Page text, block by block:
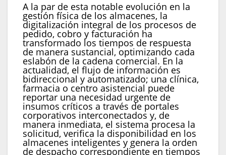
A la par de esta notable evolución en la
gestión física de los almacenes, la
digitalización integral de los procesos de
pedido, cobro y facturación ha
transformado los tiempos de respuesta
de manera sustancial, optimizando cada
eslabón de la cadena comercial. En la
actualidad, el flujo de información es
bidireccional y automatizado; una clínica,
farmacia o centro asistencial puede
reportar una necesidad urgente de
insumos críticos a través de portales
corporativos interconectados y, de
manera inmediata, el sistema procesa la
solicitud, verifica la disponibilidad en los
almacenes inteligentes y genera la orden
de despacho correspondiente en tiempos